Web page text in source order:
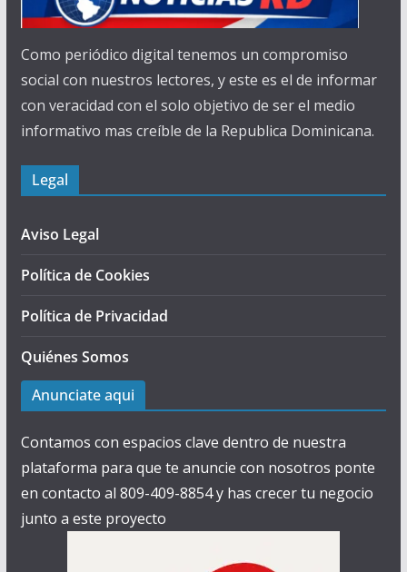
Como periódico digital tenemos un compromiso
social con nuestros lectores, y este es el de informar
con veracidad con el solo objetivo de ser el medio
informativo mas creíble de la Republica Dominicana.
Legal
Aviso Legal
Política de Cookies
Política de Privacidad
Quiénes Somos
Anunciate aqui
Contamos con espacios clave dentro de nuestra
plataforma para que te anuncie con nosotros ponte
en contacto al 809-409-8854 y has crecer tu negocio
junto a este proyecto